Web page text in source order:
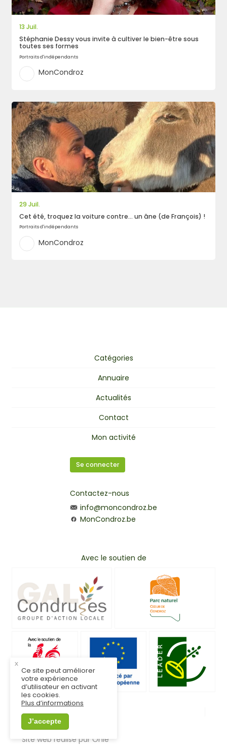
13 Juil.
Stéphanie Dessy vous invite à cultiver le bien-être sous
toutes ses formes
Portraits d'indépendants
MonCondroz
29 Juil.
Cet été, troquez la voiture contre… un âne (de François) !
Portraits d'indépendants
MonCondroz
Catégories
Annuaire
Actualités
Contact
Mon activité
Se connecter
Contactez-nous
info@moncondroz.be
MonCondroz.be
Avec le soutien de
© MonCondroz.be
Mentions légales
Vie privée
Site web réalisé par Onie
x
Ce site peut améliorer
votre expérience
d’utilisateur en activant
les cookies.
Plus d’informations
J’accepte